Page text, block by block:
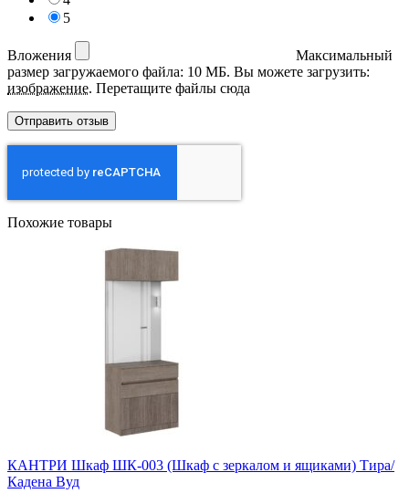
5
Вложения
Максимальный
размер загружаемого файла: 10 МБ. Вы можете загрузить:
изображение. Перетащите файлы сюда
Похожие товары
КАНТРИ Шкаф ШК-003 (Шкаф с зеркалом и ящиками) Тира/
Кадена Вуд